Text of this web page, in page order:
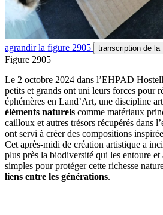
agrandirla figure 2905 transcription de la
Figure 2905
Le 2 octobre 2024 dans l’EHPAD
petits et grands ont uni leurs forces pour
éphémères en Land’Art, une discipline
éléments naturels comme matériaux
cailloux et autres trésors récupérés dans
ont servi à créer des compositions
Cet après-midi de création artistique a
plus près la biodiversité qui les entoure et
simples pour protéger cette richesse
liens entre les générations.